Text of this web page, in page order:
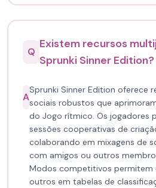
Q
Existem recursos
Sprunki Sinner Edition?
A
Sprunki Sinner Edition oferece
sociais robustos que
do Jogo rítmico. Os jogadores
sessões cooperativas de
colaborando em mixagens de
com amigos ou outros
Modos competitivos permitem
outros em tabelas de